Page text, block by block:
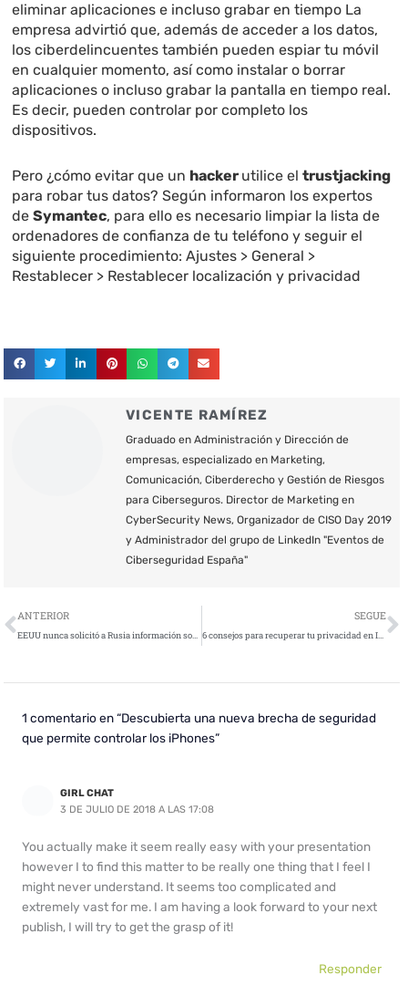
eliminar aplicaciones e incluso grabar en tiempo La
empresa advirtió que, además de acceder a los datos,
los ciberdelincuentes también pueden espiar tu móvil
en cualquier momento, así como instalar o borrar
aplicaciones o incluso grabar la pantalla en tiempo real.
Es decir, pueden controlar por completo los
dispositivos.
Pero ¿cómo evitar que un hacker utilice eltrustjacking
para robar tus datos? Según informaron los expertos
deSymantec, para ello es necesario limpiar la lista de
ordenadores de confianza de tu teléfono y seguir el
siguiente procedimiento: Ajustes > General >
Restablecer > Restablecer localización y privacidad
VICENTE RAMÍREZ
Graduado en Administración y Dirección de
empresas, especializado en Marketing,
Comunicación, Ciberderecho y Gestión de Riesgos
para Ciberseguros. Director de Marketing en
CyberSecurity News, Organizador de CISO Day 2019
y Administrador del grupo de LinkedIn "Eventos de
Ciberseguridad España"
Ant
ANTERIOR
EEUU nunca solicitó a Rusia información sobre el origen del virus NotPetya
SEGUE
6 consejos para recuperar tu privacidad en Internet
1 comentario en “Descubierta una nueva brecha de seguridad
que permite controlar los iPhones”
GIRL CHAT
3 DE JULIO DE 2018 A LAS 17:08
You actually make it seem really easy with your presentation
however I to find this matter to be really one thing that I feel I
might never understand. It seems too complicated and
extremely vast for me. I am having a look forward to your next
publish, I will try to get the grasp of it!
Responder